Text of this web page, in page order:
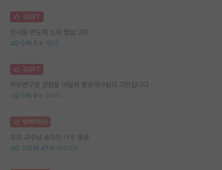
김GPT
인서울 반도체 소자 랩실 고민
0 5 1802
김GPT
학부연구생 경험을 어떻게 활용해야될지 고민입니다
0 0 3490
명예의전당
우리 교수님 솔직히 너무 좋음
326 47 105173